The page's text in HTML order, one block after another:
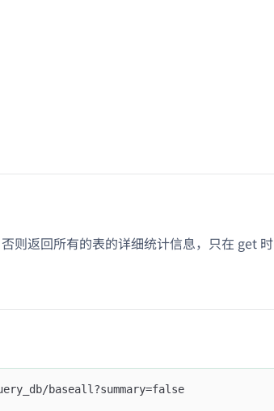
则返回所有的表的详细统计信息，只在 get 时
baseall?summary=false